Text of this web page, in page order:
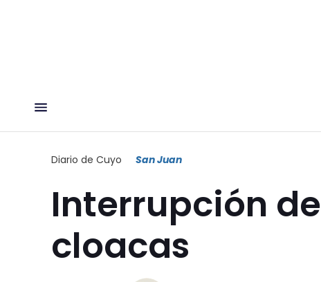
Diario de Cuyo San Juan
Interrupción
cloacas